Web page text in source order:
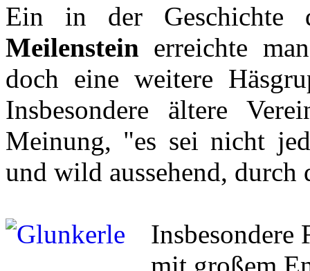
Ein in der
Meilenstein erreichte
doch eine weitere
Insbesondere ältere
Meinung, "es sei nicht
und wild aussehend, durch
Insbesondere
mit großem